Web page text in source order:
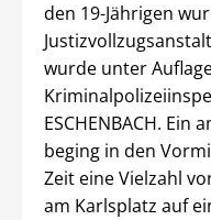
den 19-Jährigen
wurde unter
ESCHENBACH.
beging in den
Zeit eine Vielzahl
am Karlsplatz auf